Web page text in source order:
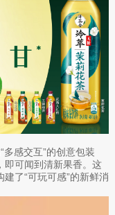
感交互”的创意包装
可闻到清新果香。这
了“可玩可感”的新鲜消